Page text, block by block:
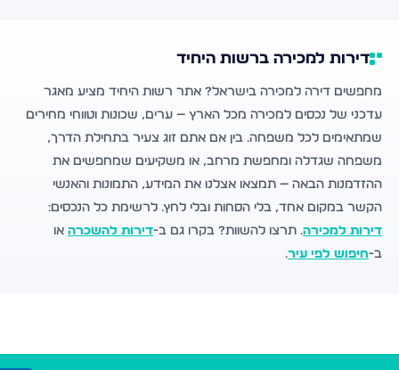
דירות למכירה ברשות היחיד
מחפשים דירה למכירה בישראל? אתר רשות היחיד מציע מאגר
עדכני של נכסים למכירה מכל הארץ — ערים, שכונות וטווחי מחירים
שמתאימים לכל משפחה. בין אם אתם זוג צעיר בתחילת הדרך,
משפחה שגדלה ומחפשת מרחב, או משקיעים שמחפשים את
ההזדמנות הבאה — תמצאו אצלנו את המידע, התמונות והאנשי
הקשר במקום אחד, בלי הסחות ובלי לחץ. לרשימת כל הנכסים:
דירות למכירה. תרצו להשוות? בקרו גם ב-דירות להשכרה או
ב-חיפוש לפי עיר.